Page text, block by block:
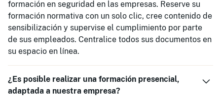
formación en seguridad en las empresas. Reserve su
formación normativa con un solo clic, cree contenido de
sensibilización y supervise el cumplimiento por parte
de sus empleados. Centralice todos sus documentos en
su espacio en línea.
¿Es posible realizar una formación presencial,
adaptada a nuestra empresa?